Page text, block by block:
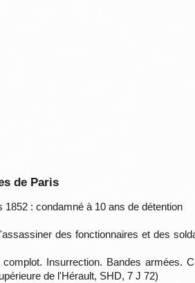
de Paris
: condamné à 10 ans de détention
des fonctionnaires et des
Insurrection. Bandes armées.
de l'Hérault, SHD, 7 J 72)